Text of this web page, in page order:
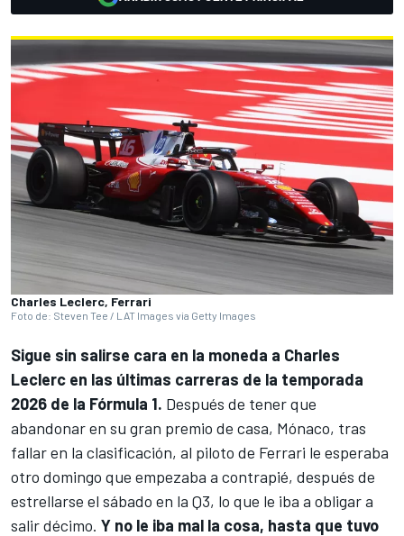
Charles Leclerc, Ferrari
Foto de: Steven Tee / LAT Images via Getty Images
Sigue sin salirse cara en la moneda a Charles
Leclerc en las últimas carreras de la temporada
2026 de la Fórmula 1. Después de tener que
abandonar en su gran premio de casa, Mónaco, tras
fallar en la clasificación, al piloto de Ferrari le esperaba
otro domingo que empezaba a contrapié, después de
estrellarse el sábado en la Q3, lo que le iba a obligar a
salir décimo. Y no le iba mal la cosa, hasta que tuvo